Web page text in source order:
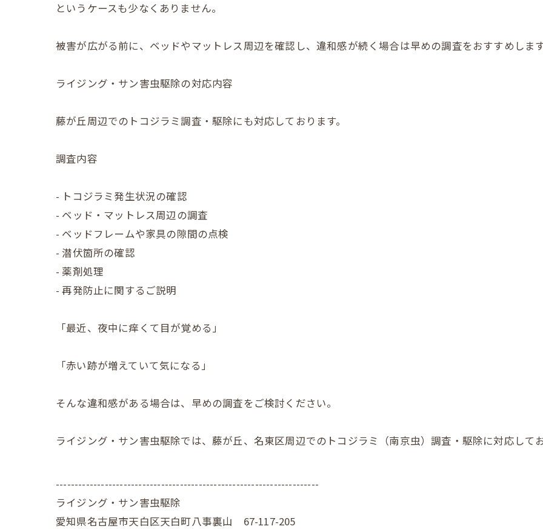
というケースも少なくありません。
被害が広がる前に、ベッドやマットレス周辺を確認し、違和感が続く場合は早めの調査をおすすめします
ライジング・サン害虫駆除の対応内容
藤が丘周辺でのトコジラミ調査・駆除にも対応しております。
調査内容
- トコジラミ発生状況の確認
- ベッド・マットレス周辺の調査
- ベッドフレームや家具の隙間の点検
- 潜伏箇所の確認
- 薬剤処理
- 再発防止に関するご説明
「最近、夜中に痒くて目が覚める」
「赤い跡が増えていて気になる」
そんな違和感がある場合は、早めの調査をご検討ください。
ライジング・サン害虫駆除では、藤が丘、名東区周辺でのトコジラミ（南京虫）調査・駆除に対応してお
----------------------------------------------------------------------
ライジング・サン害虫駆除
愛知県名古屋市天白区天白町八事裏山 67-117-205